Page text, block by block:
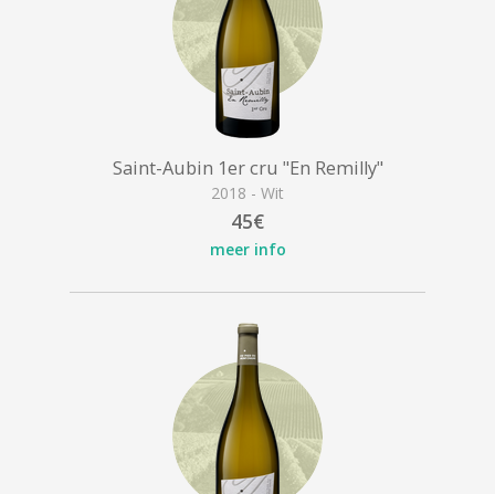
Saint-Aubin 1er cru "En Remilly"
2018 - Wit
45€
meer info